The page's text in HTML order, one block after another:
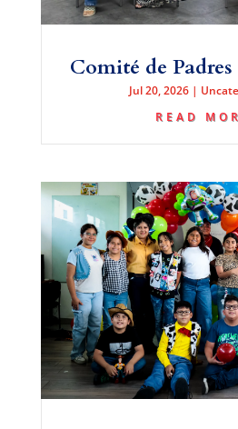
Comité de
Jul 20, 2026 |
READ